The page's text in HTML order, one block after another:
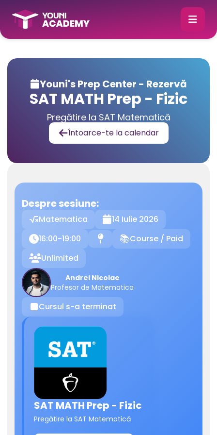
Youni's Prep Center - Rezervă
SAT MATH Prep - Fizic
Pregătire la SAT Matematică
Întoarce-te la calendar
SAT MATH Prep - Fizic
Pregătire la SAT Matematică
Despre sesiune:
Matematica 14 Iulie 2026
16:00-19:00 📍 📚Course / Paid
Unlimited
Andrei Nicolae
Profesor de Matematica
⏹Cursul s-a terminat